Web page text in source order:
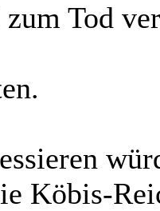
Tod
Köbis-